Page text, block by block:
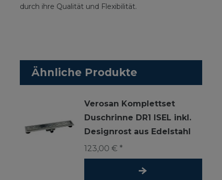
durch ihre Qualität und Flexibilität.
Ähnliche Produkte
Verosan Komplettset
Duschrinne DR1 ISEL inkl.
Designrost aus Edelstahl
123,00 € *